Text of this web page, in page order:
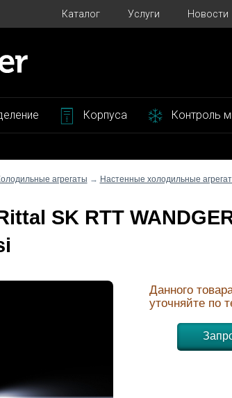
Каталог Услуги Новости
Корпуса Контроль
агрегаты → Настенные холодильные
SK RTT
Данного
уточняйте по